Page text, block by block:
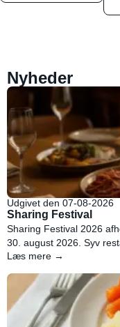
Nyheder
Udgivet den 07-08-2026
Sharing Festival
Sharing Festival 2026
30. august 2026. Syv
Læs mere →